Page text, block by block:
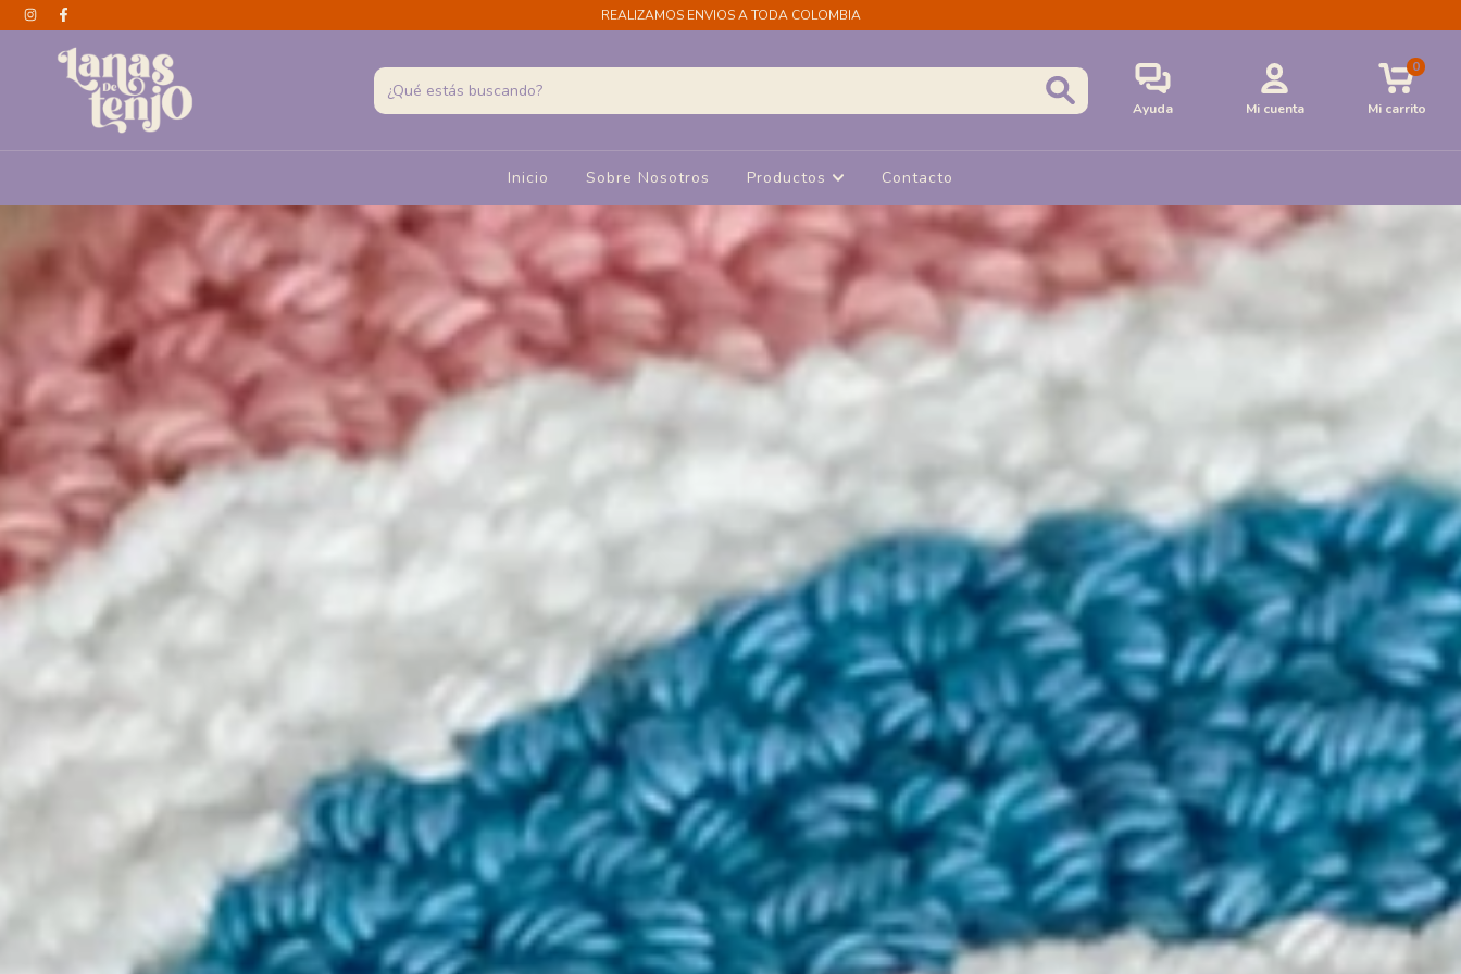
REALIZAMOS ENVIOS A TODA COLOMBIA
Ayuda Mi cuenta Mi carrito
0
Inicio Sobre Nosotros Productos Contacto